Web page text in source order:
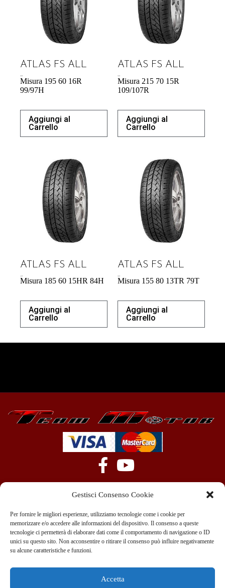
Gestisci Consenso Cookie
Per fornire le migliori esperienze, utilizziamo tecnologie come i cookie per
memorizzare e/o accedere alle informazioni del dispositivo. Il consenso a queste
tecnologie ci permetterà di elaborare dati come il comportamento di navigazione o ID
unici su questo sito. Non acconsentire o ritirare il consenso può influire negativamente
su alcune caratteristiche e funzioni.
Accetta
ATLAS FS ALL
Misura 195 60 16R
99/97H
Aggiungi al
Carrello
ATLAS FS ALL
Misura 215 70 15R
109/107R
Aggiungi al
Carrello
ATLAS FS ALL
Misura 185 60 15HR 84H
Aggiungi al
Carrello
ATLAS FS ALL
Misura 155 80 13TR 79T
Aggiungi al
Carrello
+39 351 970 89 33
info@teammotor.it